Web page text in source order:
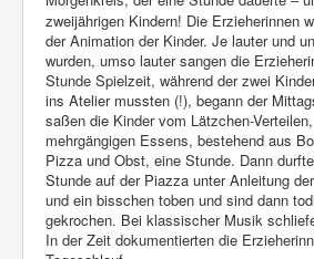
zweijährigen Kindern! Die Erzieherinnen
der Animation der Kinder. Je lauter und
wurden, umso lauter sangen die
Stunde Spielzeit, während der zwei
ins Atelier mussten (!), begann der
saßen die Kinder vom Lätzchen-
mehrgängigen Essens, bestehend aus
Pizza und Obst, eine Stunde. Dann
Stunde auf der Piazza unter Anleitung
und ein bisschen toben und sind dann
gekrochen. Bei klassischer Musik
In der Zeit dokumentierten die